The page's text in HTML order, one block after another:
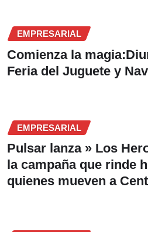
EMPRESARIAL
Comienza la
Feria del Juguete y
EMPRESARIAL
Pulsar lanza » Los
la campaña que rinde
quienes mueven a